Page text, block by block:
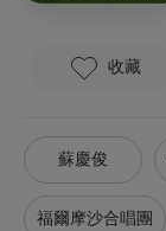
收藏
蘇慶俊
福爾摩沙合唱團